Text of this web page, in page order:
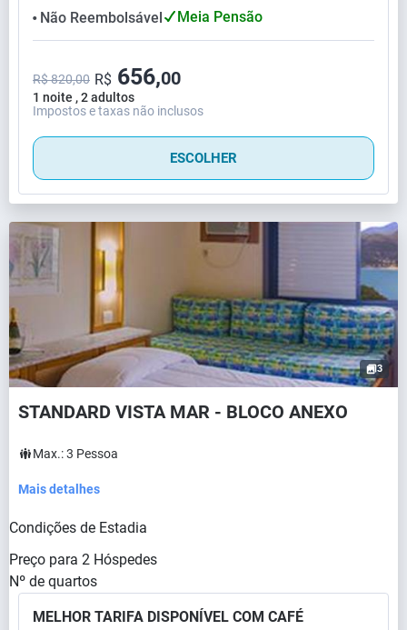
⬤ Não Reembolsável Meia Pensão
1 noite , 2 adultos
R$ 820,00 R$ 656,00
Impostos e taxas não inclusos
ESCOLHER
3
STANDARD VISTA MAR - BLOCO ANEXO
Max.:3 Pessoa
Mais detalhes
Condições de Estadia
Preço para 2 Hóspedes
Nº de quartos
MELHOR TARIFA DISPONÍVEL COM CAFÉ